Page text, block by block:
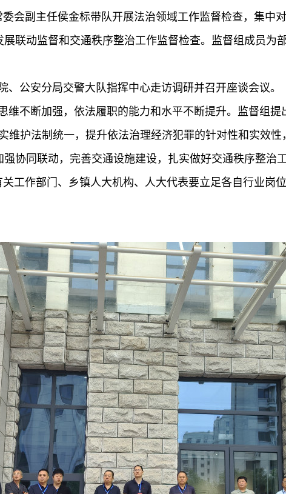
会副主任侯金标带队开展法治领域工作监督检查，集中
联动监督和交通秩序整治工作监督检查。监督组成员为
、公安分局交警大队指挥中心走访调研并召开座谈会议。
维不断加强，依法履职的能力和水平不断提升。监督组
维护法制统一，提升依法治理经济犯罪的针对性和实效
协同联动，完善交通设施建设，扎实做好交通秩序整治
关工作部门、乡镇人大机构、人大代表要立足各自行业岗